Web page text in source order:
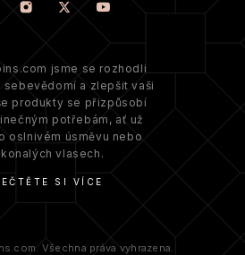
jsme se rozhodli
sebevědomí a zlepšit vaši
produkty se přizpůsobí
potřebám, ať už
oslnivém úsměvu nebo
vlasech.
SI VÍCE
Všechna práva vyhrazena.